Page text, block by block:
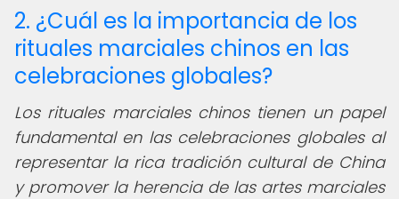
2. ¿Cuál es la importancia de los
rituales marciales chinos en las
celebraciones globales?
Los rituales marciales chinos tienen un papel
fundamental en las celebraciones globales al
representar la rica tradición cultural de China
y promover la herencia de las artes marciales